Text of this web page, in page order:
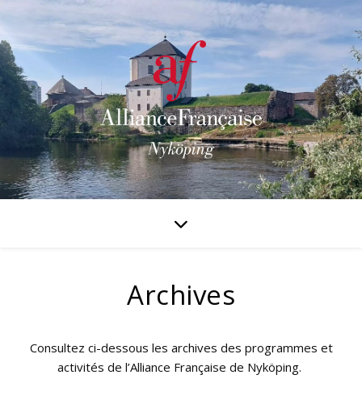
Archives
Consultez ci-dessous les archives des programmes et
activités de l’Alliance Française de Nyköping.